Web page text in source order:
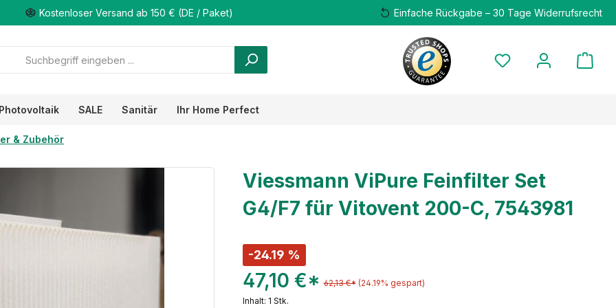
Kostenloser Versand ab 150 € (DE / Paket) Einfache Rückgabe – 30 Tage Widerrufsrecht
Photovoltaik SALE Sanitär Ihr Home Perfect
& Zubehör
Viessmann ViPure Feinfilter Set
G4/F7 für Vitovent 200-C, 7543981
-24.19 %
47,10 €* 62,13 €* (24.19% gespart)
Inhalt: 1 Stk.